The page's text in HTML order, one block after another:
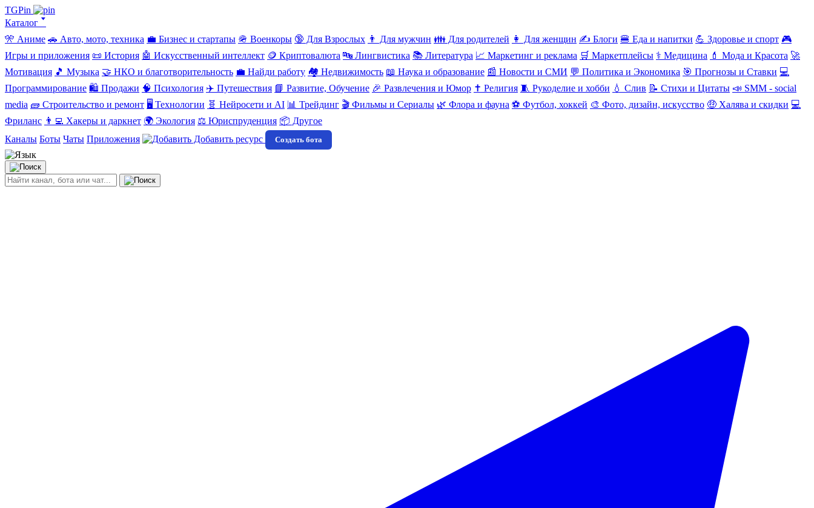
TGPin
Каталог 🢓
🎌 Аниме 🚗 Авто, мото, техника 💼 Бизнес и стартапы 🪖 Военкоры 🔞 Для Взрослых 👨 Для мужчин 👪 Для родителей 👩 Для женщин ✍️ Блоги 🍔 Еда и напитки 💪 Здоровье и спорт 🎮
Игры и приложения 📜 История 🤖 Искусственный интеллект 🪙 Криптовалюта 🔤 Лингвистика 📚 Литература 📈 Маркетинг и реклама 🛒 Маркетплейсы ⚕️ Медицина 💄 Мода и Красота 🚀
Мотивация 🎵 Музыка 🤝 НКО и благотворительность 💼 Найди работу 🏘️ Недвижимость 📖 Наука и образование 📰 Новости и СМИ 💬 Политика и Экономика 🎯 Прогнозы и Ставки 💻
Программирование 🛍️ Продажи 🧠 Психология ✈️ Путешествия 📘 Развитие, Обучение 🎉 Развлечения и Юмор ✝️ Религия 🧵 Рукоделие и хобби 💧 Слив 📝 Стихи и Цитаты 📣 SMM - social
media 🧱 Строительство и ремонт 🖥️ Технологии 🧬 Нейросети и AI 📊 Трейдинг 🎬 Фильмы и Сериалы 🌿 Флора и фауна ⚽ Футбол, хоккей 🎨 Фото, дизайн, искусство 🤑 Халява и скидки 💻
Фриланс 👨‍💻 Хакеры и даркнет 🌍 Экология ⚖️ Юриспруденция 📦 Другое
Каналы Боты Чаты Приложения Добавить ресурс Создать бота